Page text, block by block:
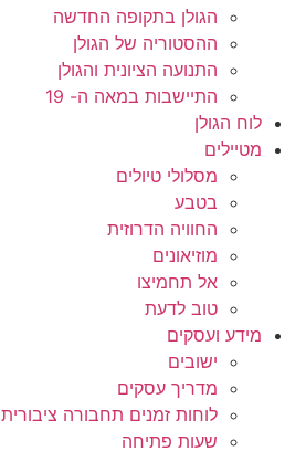
הגולן בתקופה החדשה
ההסטוריה של הגולן
התנועה הציונית והגולן
התיישבות במאה ה- 19
לוח הגולן
מטיילים
מסלולי טיולים
בטבע
החוויה הדרוזית
מוזיאונים
אל תחמיצו
טוב לדעת
מידע ועסקים
ישובים
מדריך עסקים
לוחות זמנים תחבורה ציבורית
שעות פתיחה